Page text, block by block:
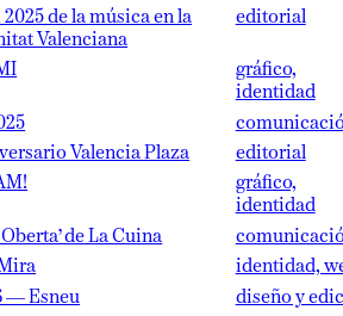
de la música en la
Valenciana
editorial
gráfico,
identidad
Valencia Plaza
editorial
gráfico,
identidad
de La Cuina
identidad,
— Esneu
diseño y